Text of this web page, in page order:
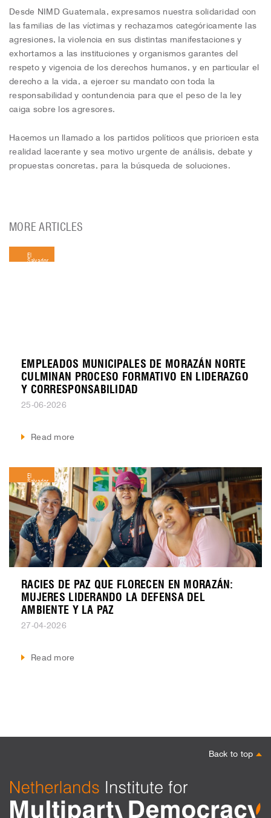
Desde NIMD Guatemala, expresamos nuestra solidaridad con
las familias de las víctimas y rechazamos categóricamente las
agresiones, la violencia en sus distintas manifestaciones y
exhortamos a las instituciones y organismos garantes del
respeto y vigencia de los derechos humanos, y en particular el
derecho a la vida, a ejercer su mandato con toda la
responsabilidad y contundencia para que el peso de la ley
caiga sobre los agresores.
Hacemos un llamado a los partidos políticos que prioricen esta
realidad lacerante y sea motivo urgente de análisis, debate y
propuestas concretas, para la búsqueda de soluciones.
MORE ARTICLES
EMPLEADOS MUNICIPALES DE MORAZÁN NORTE
CULMINAN PROCESO FORMATIVO EN LIDERAZGO
Y CORRESPONSABILIDAD
25-06-2026
Read more
El
Salvador
RACIES DE PAZ QUE FLORECEN EN MORAZÁN:
MUJERES LIDERANDO LA DEFENSA DEL
AMBIENTE Y LA PAZ
27-04-2026
Read more
El
Salvador
Back to top